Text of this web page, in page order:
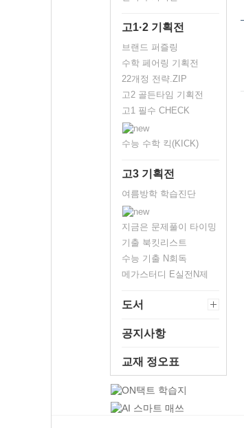
고1·2 기획전
브랜드 퍼즐링
수학 페어링 기획전
22개정 전략.ZIP
고2 골든타임 기획전
고1 필수 CHECK
수능 수학 킥(KICK)
고3 기획전
여름방학 학습진단
지금은 문제풀이 타이밍
기출 북킷리스트
수능 기출 N회독
메가스터디 E실전N제
도서
공지사항
교재 정오표
N기출 수능기
영역 언어와 매
체 (2027 수능
대비)
대비)